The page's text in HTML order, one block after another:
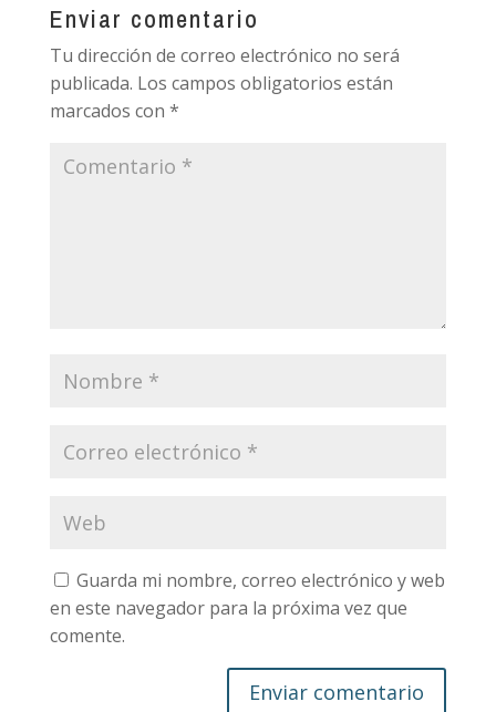
Enviar comentario
Tu dirección de correo electrónico no será
publicada. Los campos obligatorios están
marcados con *
Guarda mi nombre, correo electrónico y web
en este navegador para la próxima vez que
comente.